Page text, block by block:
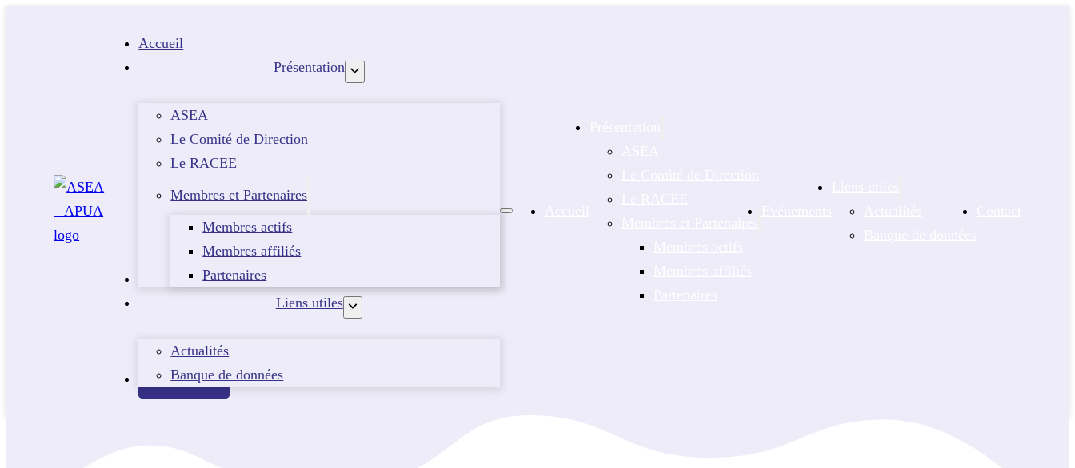
Accueil
Présentation
ASEA
Le Comité de Direction
Le RACEE
Membres et Partenaires
Membres actifs
Membres affiliés
Partenaires
Evénements
Liens utiles
Actualités
Banque de données
Contact